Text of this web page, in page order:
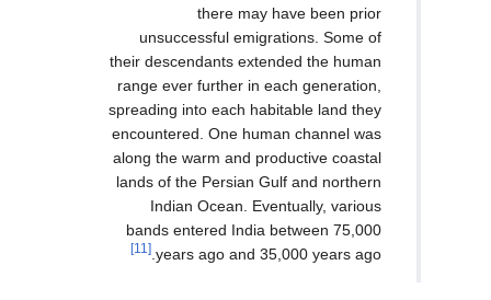
there may have been prior
unsuccessful emigrations. Some of
their descendants extended the human
range ever further in each generation,
spreading into each habitable land they
encountered. One human channel was
along the warm and productive coastal
lands of the Persian Gulf and northern
Indian Ocean. Eventually, various
bands entered India between 75,000
years ago and 35,000 years ago.
[11]